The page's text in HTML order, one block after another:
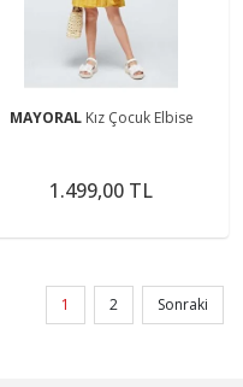
MAYORAL Kız Çocuk Elbise
1.499,00 TL
1 2 Sonraki